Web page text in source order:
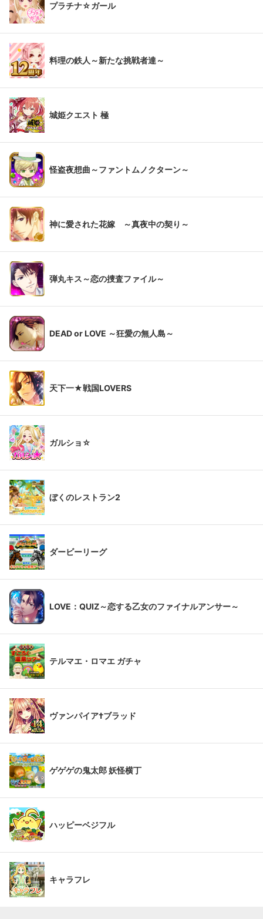
プラチナ☆ガール
料理の鉄人～新たな挑戦者達～
城姫クエスト 極
怪盗夜想曲～ファントムノクターン～
神に愛された花嫁 ～真夜中の契り～
弾丸キス～恋の捜査ファイル～
DEAD or LOVE ～狂愛の無人島～
天下一★戦国LOVERS
ガルショ☆
ぼくのレストラン2
ダービーリーグ
LOVE：QUIZ～恋する乙女のファイナルアンサー～
テルマエ・ロマエ ガチャ
ヴァンパイア†ブラッド
ゲゲゲの鬼太郎 妖怪横丁
ハッピーベジフル
キャラフレ